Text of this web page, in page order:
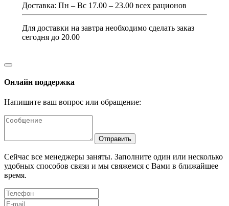
Доставка: Пн – Вс 17.00 – 23.00 всех рационов
Для доставки на завтра необходимо сделать заказ
сегодня до 20.00
Онлайн поддержка
Напишите ваш вопрос или обращение:
Отправить
Сейчас все менеджеры заняты. Заполните один или несколько
удобных способов связи и мы свяжемся с Вами в ближайшее
время.